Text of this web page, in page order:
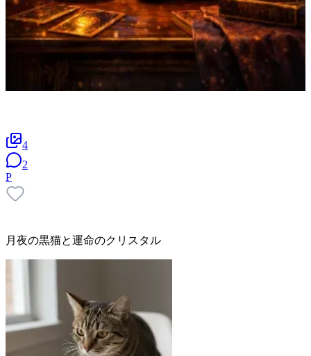
4
2
P
月夜の黒猫と運命のクリスタル